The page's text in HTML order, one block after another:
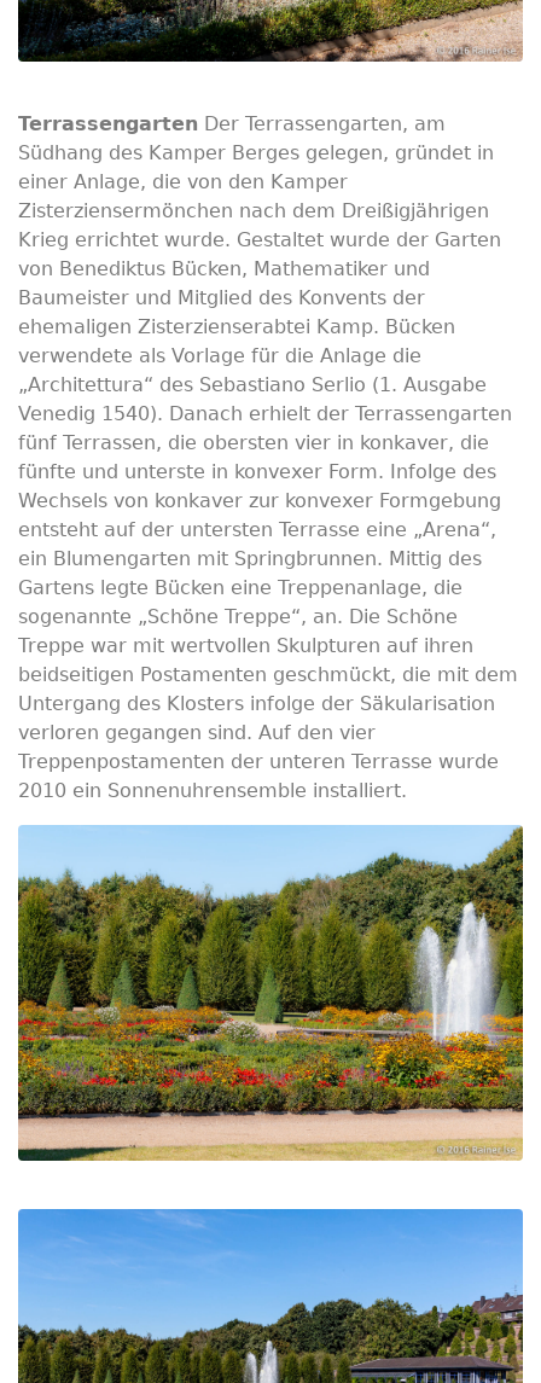
Terrassengarten Der Terrassengarten, am
Südhang des Kamper Berges gelegen, gründet in
einer Anlage, die von den Kamper
Zisterziensermönchen nach dem Dreißigjährigen
Krieg errichtet wurde. Gestaltet wurde der Garten
von Benediktus Bücken, Mathematiker und
Baumeister und Mitglied des Konvents der
ehemaligen Zisterzienserabtei Kamp. Bücken
verwendete als Vorlage für die Anlage die
„Architettura“ des Sebastiano Serlio (1. Ausgabe
Venedig 1540). Danach erhielt der Terrassengarten
fünf Terrassen, die obersten vier in konkaver, die
fünfte und unterste in konvexer Form. Infolge des
Wechsels von konkaver zur konvexer Formgebung
entsteht auf der untersten Terrasse eine „Arena“,
ein Blumengarten mit Springbrunnen. Mittig des
Gartens legte Bücken eine Treppenanlage, die
sogenannte „Schöne Treppe“, an. Die Schöne
Treppe war mit wertvollen Skulpturen auf ihren
beidseitigen Postamenten geschmückt, die mit dem
Untergang des Klosters infolge der Säkularisation
verloren gegangen sind. Auf den vier
Treppenpostamenten der unteren Terrasse wurde
2010 ein Sonnenuhrensemble installiert.